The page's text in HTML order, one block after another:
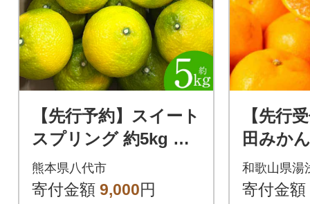
【先行予約】スイート
スプリング 約5kg 【2
026年12月上旬より順
次発送】_001-4032-E
熊本県八代市
寄付金額 9,000円
【先行
田みか
用 【
～発送】
和歌山県湯
寄付金額